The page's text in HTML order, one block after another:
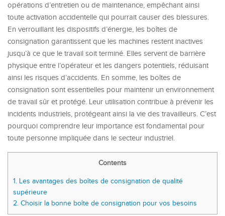
opérations d’entretien ou de maintenance, empêchant ainsi
toute activation accidentelle qui pourrait causer des blessures.
En verrouillant les dispositifs d’énergie, les boîtes de
consignation garantissent que les machines restent inactives
jusqu’à ce que le travail soit terminé. Elles servent de barrière
physique entre l’opérateur et les dangers potentiels, réduisant
ainsi les risques d’accidents. En somme, les boîtes de
consignation sont essentielles pour maintenir un environnement
de travail sûr et protégé. Leur utilisation contribue à prévenir les
incidents industriels, protégeant ainsi la vie des travailleurs. C’est
pourquoi comprendre leur importance est fondamental pour
toute personne impliquée dans le secteur industriel.
Contents
1. Les avantages des boîtes de consignation de qualité
supérieure
2. Choisir la bonne boîte de consignation pour vos besoins